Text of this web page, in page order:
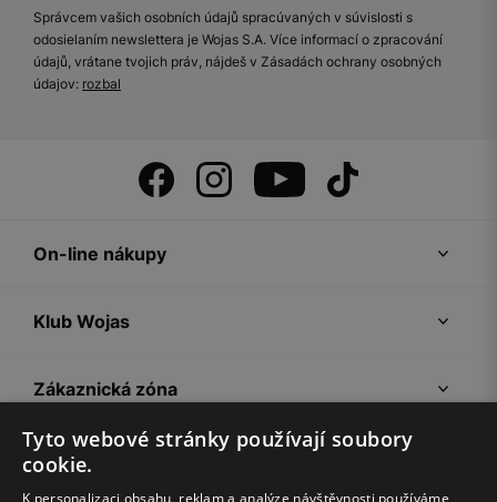
Správcem vašich osobních údajů spracúvaných v súvislosti s
odosielaním newslettera je Wojas S.A. Více informací o zpracování
údajů, vrátane tvojich práv, nájdeš v Zásadách ochrany osobných
údajov: rozbal
On-line nákupy
Klub Wojas
Zákaznická zóna
Společnost Wojas
Tyto webové stránky používají soubory
cookie.
K personalizaci obsahu, reklam a analýze návštěvnosti používáme